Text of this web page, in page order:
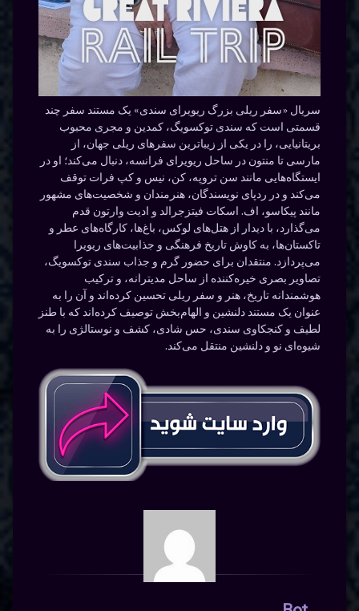
سریال «سفر ریلی بزرگ ریویرای سندی» یک مستند سفر چند
قسمتی است که سندی توکسویگ، کمدین و مجری محبوب
بریتانیایی، را در یکی از زیباترین سفرهای ریلی جهان، از
مارسی تا منتون در ساحل ریویرای فرانسه، دنبال می‌کند؛ او در
ایستگاه‌هایی مانند سن تروپه، کن، نیس و کپ فرات توقف
می‌کند و در ردپای نویسندگان، هنرمندان و شخصیت‌های مشهور
مانند پیکاسو، اف. اسکات فیتزجرالد و ادیت وارتون قدم
می‌گذارد، با دیدار از هتل‌های لوکس، باغ‌ها، کارگاه‌های عطر و
تاکستان‌ها، به کاوش تاریخ فرهنگی و جذابیت‌های ریویرا
می‌پردازد. منتقدان برای حضور گرم و جذاب سندی توکسویگ،
تصاویر بصری خیره‌کننده از ساحل مدیترانه، و ترکیب
هوشمندانه تاریخ، هنر و سفر ریلی تحسین کرده‌اند و آن را به
عنوان یک مستند دلنشین و الهام‌بخش توصیف کرده‌اند که با طنز
لطیف و کنجکاوی سندی، حس شادی، کشف و نوستالژی را به
شیوه‌ای نو و دلنشین منتقل می‌کند.